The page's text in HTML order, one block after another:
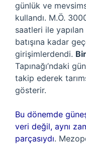
günlük ve
kullandı. M.Ö.
saatleri ile
batışına kadar
girişimlerdendi.
Tapınağı’ndaki
takip ederek
gösterir.
Bu dönemde
veri değil, aynı
parçasıydı.